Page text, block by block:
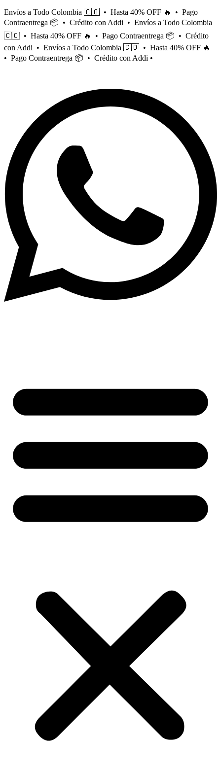
Saltar
al
Envíos a Todo Colombia 🇨🇴 • Hasta 40% OFF 🔥 • Pago
Contraentrega 📦 • Crédito con Addi • Envíos a Todo Colombia
🇨🇴 • Hasta 40% OFF 🔥 • Pago Contraentrega 📦 • Crédito
con Addi • Envíos a Todo Colombia 🇨🇴 • Hasta 40% OFF 🔥
• Pago Contraentrega 📦 • Crédito con Addi •